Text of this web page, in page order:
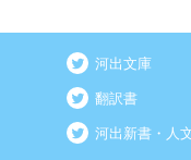
河出文庫
翻訳書
河出新書・人